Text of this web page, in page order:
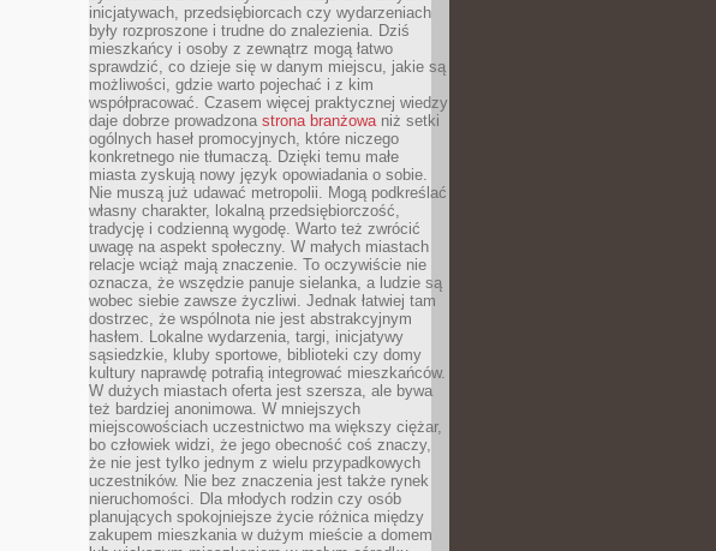
inicjatywach, przedsiębiorcach czy wydarzeniach
były rozproszone i trudne do znalezienia. Dziś
mieszkańcy i osoby z zewnątrz mogą łatwo
sprawdzić, co dzieje się w danym miejscu, jakie są
możliwości, gdzie warto pojechać i z kim
współpracować. Czasem więcej praktycznej wiedzy
daje dobrze prowadzona strona branżowaniż setki
ogólnych haseł promocyjnych, które niczego
konkretnego nie tłumaczą. Dzięki temu małe
miasta zyskują nowy język opowiadania o sobie.
Nie muszą już udawać metropolii. Mogą podkreślać
własny charakter, lokalną przedsiębiorczość,
tradycję i codzienną wygodę. Warto też zwrócić
uwagę na aspekt społeczny. W małych miastach
relacje wciąż mają znaczenie. To oczywiście nie
oznacza, że wszędzie panuje sielanka, a ludzie są
wobec siebie zawsze życzliwi. Jednak łatwiej tam
dostrzec, że wspólnota nie jest abstrakcyjnym
hasłem. Lokalne wydarzenia, targi, inicjatywy
sąsiedzkie, kluby sportowe, biblioteki czy domy
kultury naprawdę potrafią integrować mieszkańców.
W dużych miastach oferta jest szersza, ale bywa
też bardziej anonimowa. W mniejszych
miejscowościach uczestnictwo ma większy ciężar,
bo człowiek widzi, że jego obecność coś znaczy,
że nie jest tylko jednym z wielu przypadkowych
uczestników. Nie bez znaczenia jest także rynek
nieruchomości. Dla młodych rodzin czy osób
planujących spokojniejsze życie różnica między
zakupem mieszkania w dużym mieście a domem